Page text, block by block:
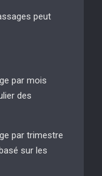
peut
par mois
des
par trimestre
sur les